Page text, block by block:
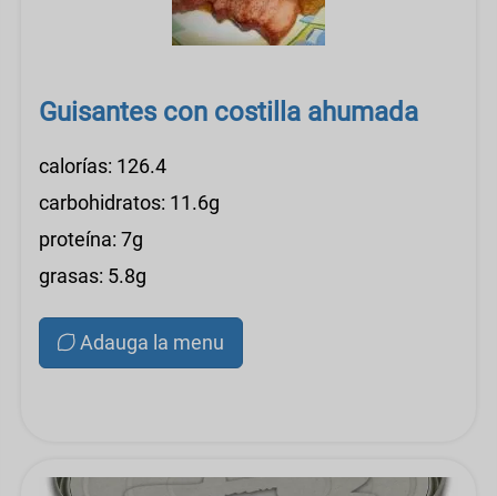
Guisantes con costilla ahumada
calorías: 126.4
carbohidratos: 11.6g
proteína: 7g
grasas: 5.8g
Adauga la menu